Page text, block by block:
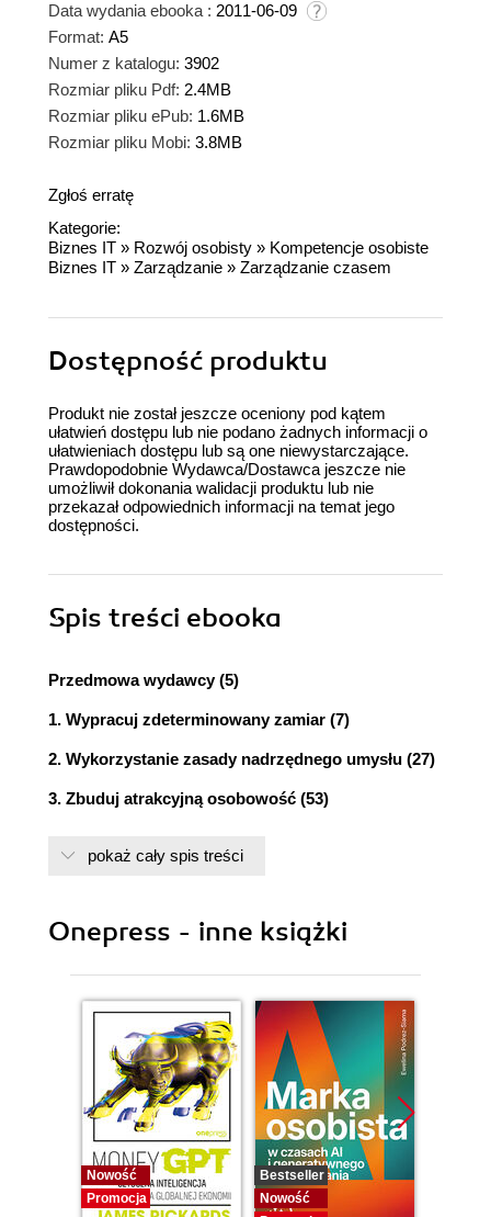
Data wydania ebooka : 2011-06-09
Format: A5
Numer z katalogu: 3902
Rozmiar pliku Pdf: 2.4MB
Rozmiar pliku ePub: 1.6MB
Rozmiar pliku Mobi: 3.8MB
Zgłoś erratę
Kategorie:
Biznes IT » Rozwój osobisty » Kompetencje osobiste
Biznes IT » Zarządzanie » Zarządzanie czasem
Dostępność produktu
Produkt nie został jeszcze oceniony pod kątem
ułatwień dostępu lub nie podano żadnych informacji o
ułatwieniach dostępu lub są one niewystarczające.
Prawdopodobnie Wydawca/Dostawca jeszcze nie
umożliwił dokonania walidacji produktu lub nie
przekazał odpowiednich informacji na temat jego
dostępności.
Spis treści ebooka
Przedmowa wydawcy (5)
1. Wypracuj zdeterminowany zamiar (7)
2. Wykorzystanie zasady nadrzędnego umysłu (27)
3. Zbuduj atrakcyjną osobowość (53)
6. Wykorzystanie zorganizowanego
7. Kultywowanie kreatywnej wizji (171)
8. Ćwiczenie samodyscypliny (193)
9. Zorganizuj swoje myślenie (213)
10. Wyciąganie nauki z porażki (231)
11. Poszukiwanie inspiracji (entuzjazm stosowany)
(247)
pokaż cały spis treści
Onepress - inne książki
Nowość
Promocja
Bestseller
Nowość